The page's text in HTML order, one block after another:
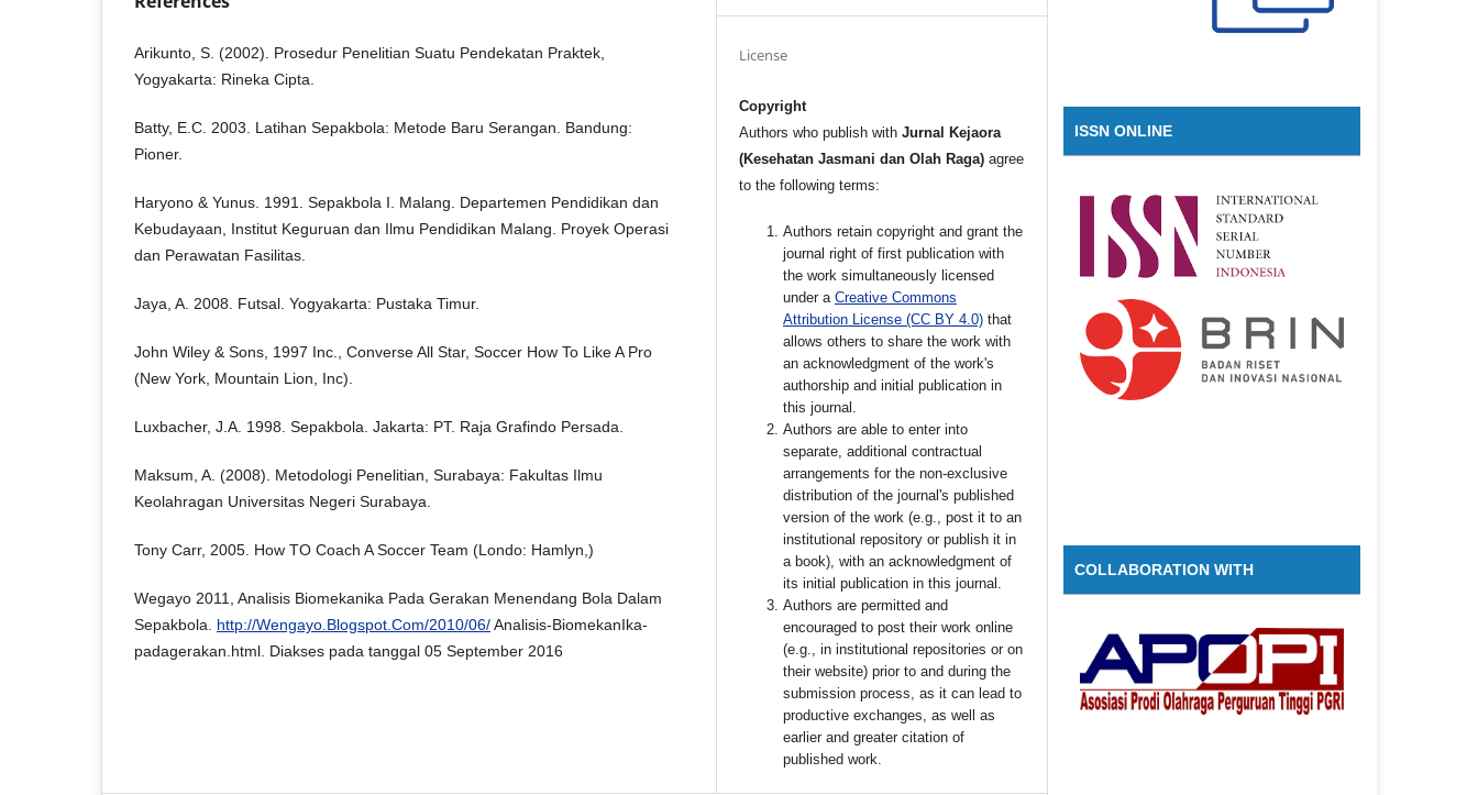
Arikunto, S. (2002). Prosedur Penelitian Suatu Pendekatan Praktek,
Yogyakarta: Rineka Cipta.
Batty, E.C. 2003. Latihan Sepakbola: Metode Baru Serangan. Bandung:
Pioner.
Haryono & Yunus. 1991. Sepakbola I. Malang. Departemen Pendidikan dan
Kebudayaan, Institut Keguruan dan Ilmu Pendidikan Malang. Proyek Operasi
dan Perawatan Fasilitas.
Jaya, A. 2008. Futsal. Yogyakarta: Pustaka Timur.
John Wiley & Sons, 1997 Inc., Converse All Star, Soccer How To Like A Pro
(New York, Mountain Lion, Inc).
Luxbacher, J.A. 1998. Sepakbola. Jakarta: PT. Raja Grafindo Persada.
Maksum, A. (2008). Metodologi Penelitian, Surabaya: Fakultas Ilmu
Keolahragan Universitas Negeri Surabaya.
Tony Carr, 2005. How TO Coach A Soccer Team (Londo: Hamlyn,)
Wegayo 2011, Analisis Biomekanika Pada Gerakan Menendang Bola Dalam
Sepakbola. http://Wengayo.Blogspot.Com/2010/06/Analisis-BiomekanIka-
padagerakan.html. Diakses pada tanggal 05 September 2016
License
Copyright
Authors who publish withJurnal Kejaora
(Kesehatan Jasmani dan Olah Raga) agree
to the following terms:
Authors retain copyright and grant the
journal right of first publication with
the work simultaneously licensed
under aCreative Commons
Attribution License (CC BY 4.0) that
allows others to share the work with
an acknowledgment of the work's
authorship and initial publication in
this journal.
Authors are able to enter into
separate, additional contractual
arrangements for the non-exclusive
distribution of the journal's published
version of the work (e.g., post it to an
institutional repository or publish it in
a book), with an acknowledgment of
its initial publication in this journal.
Authors are permitted and
encouraged to post their work online
(e.g., in institutional repositories or on
their website) prior to and during the
submission process, as it can lead to
productive exchanges, as well as
earlier and greater citation of
published work.
ISSN ONLINE
COLLABORATION WITH